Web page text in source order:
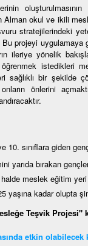
Alman okul ve ikili
stratejilerindeki
Bu projeyi
ileriye yönelik
öğrenmek istedikleri
sağlıklı bir şekilde
önlerini
10. sınıflara giden
yarıda bırakan
meslek eğitim
yaşına kadar olupta
Teşvik Projesi"
etkin